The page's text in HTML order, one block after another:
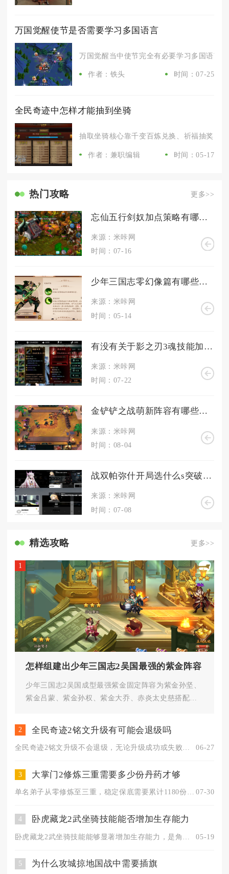
万国觉醒使节是否需要学习多国语言
万国觉醒当中使节完全有必要学习多国语言
作者：铁头 时间：07-25
全民奇迹中怎样才能抽到坐骑
抽取坐骑核心靠千变百炼兑换、祈福抽奖、
作者：兼职编辑 时间：05-17
热门攻略 更多>>
忘仙五行剑奴加点策略有哪些值得借鉴的地方
来源：米咔网
时间：07-16
少年三国志零幻像篇有哪些隐藏任务
来源：米咔网
时间：05-14
有没有关于影之刃3魂技能加点的实用建议
来源：米咔网
时间：07-22
金铲铲之战萌新阵容有哪些推荐
来源：米咔网
时间：08-04
战双帕弥什开局选什么s突破进阶略谈
来源：米咔网
时间：07-08
精选攻略 更多>>
1
怎样组建出少年三国志2吴国最强的紫金阵容
少年三国志2吴国成型最强紫金固定阵容为紫金孙坚、
紫金吕蒙、紫金孙权、紫金大乔、赤炎太史慈搭配主
2 全民奇迹2铭文升级有可能会退级吗
06-27
3 大掌门2修炼三重需要多少份丹药才够
单名弟子从零修炼至三重，稳定保底需要累计1180份修炼丹，其... 07-30
4 卧虎藏龙2武坐骑技能能否增加生存能力
05-19
5 为什么攻城掠地国战中需要插旗